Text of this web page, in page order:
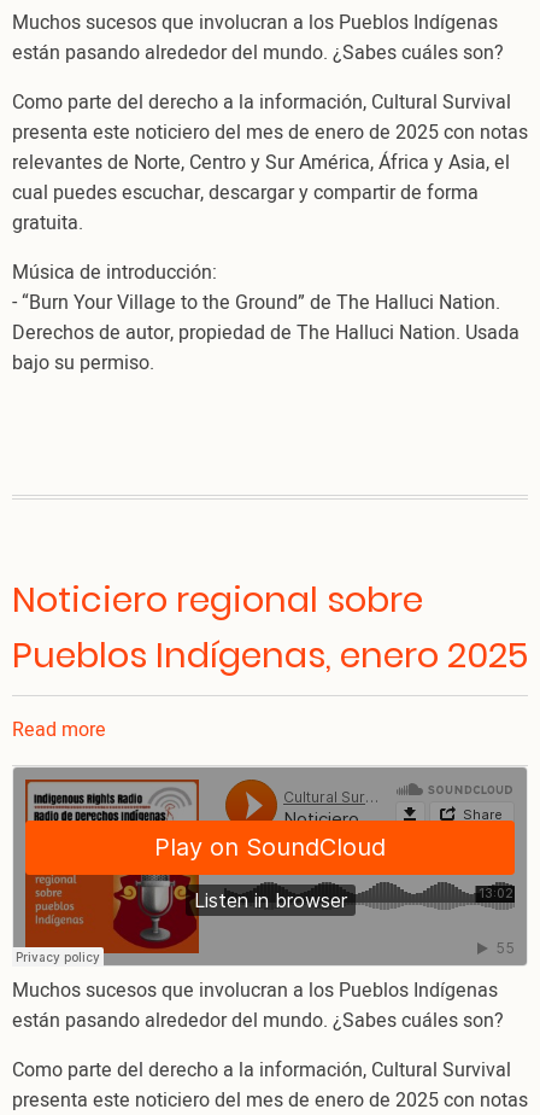
Muchos sucesos que involucran a los Pueblos Indígenas
están pasando alrededor del mundo. ¿Sabes cuáles son?
Como parte del derecho a la información, Cultural Survival
presenta este noticiero del mes de enero de 2025 con notas
relevantes de Norte, Centro y Sur América, África y Asia, el
cual puedes escuchar, descargar y compartir de forma
gratuita.
Música de introducción:
- “Burn Your Village to the Ground” de The Halluci Nation.
Derechos de autor, propiedad de The Halluci Nation. Usada
bajo su permiso.
Noticiero regional sobre
Pueblos Indígenas, enero 2025
Read more
Noticiero
regional
sobre
Pueblos
Indígenas,
enero
2025
Muchos sucesos que involucran a los Pueblos Indígenas
están pasando alrededor del mundo. ¿Sabes cuáles son?
Como parte del derecho a la información, Cultural Survival
presenta este noticiero del mes de enero de 2025 con notas